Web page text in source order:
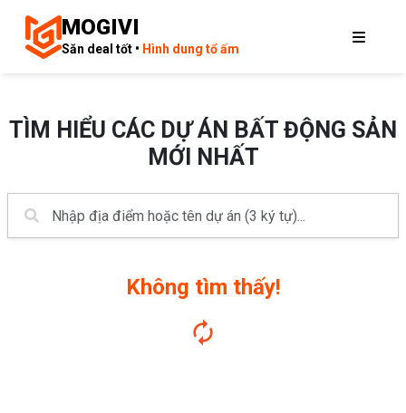
MOGIVI
Săn deal tốt • Hình dung tổ ấm
TÌM HIỂU CÁC DỰ ÁN BẤT ĐỘNG SẢN
MỚI NHẤT
Không tìm thấy!